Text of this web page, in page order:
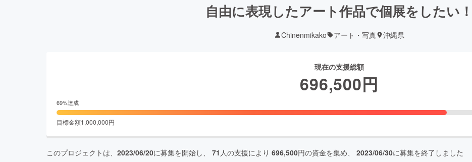
自由に表現したアート作品で個展をしたい！
Chinenmikako アート・写真 沖縄県
現在の支援総額
696,500円
69%達成
目標金額1,000,000円
このプロジェクトは、 2023/06/20に募集を開始し、 71 人の支援により 696,500円の資金を集め、 2023/06/30に募集を終了しました